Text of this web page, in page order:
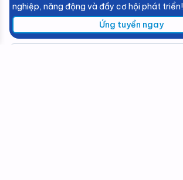
nghiệp, năng động và đầy cơ hội phát triển!
Ứng tuyển ngay